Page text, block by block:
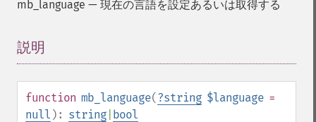
mb_language — 現在の言語を設定あるいは取得する
説明
function mb_language(?string $language =
null ): string bool